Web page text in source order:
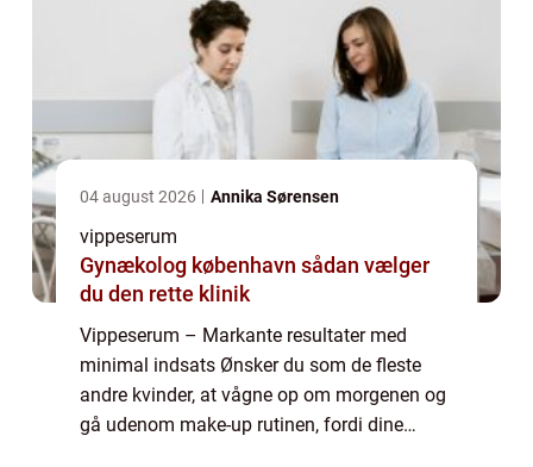
04 august 2026 Annika Sørensen
vippeserum
Gynækolog københavn sådan vælger
du den rette klinik
Vippeserum – Markante resultater med
minimal indsats Ønsker du som de fleste
andre kvinder, at vågne op om morgenen og
gå udenom make-up rutinen, fordi dine